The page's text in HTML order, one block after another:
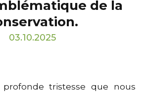
de la
03.10.2025
profonde tristesse que nous